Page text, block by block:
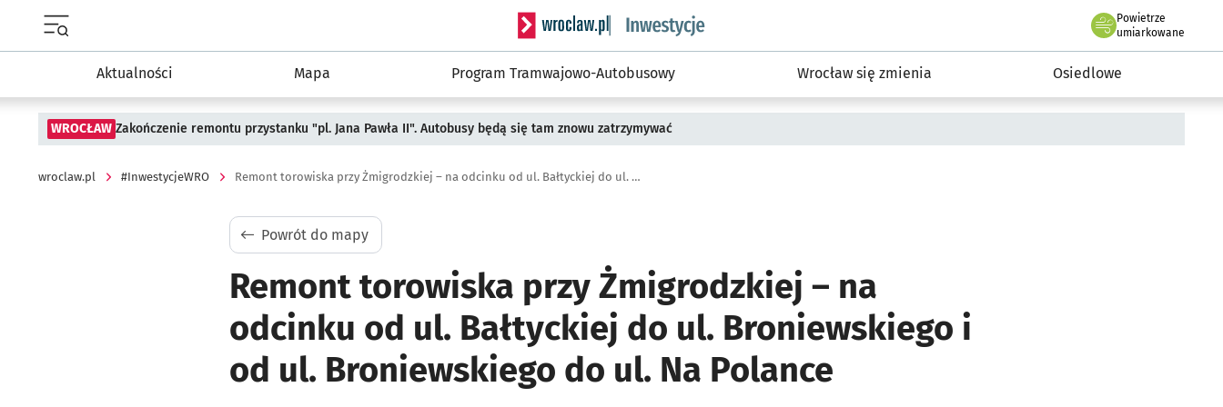
Serwis informacyjny wroclaw.pl podserwis: #InwestycjeWRO - miejskie inwestycje 2019-2032
Powietrze
we Wrocławiu
umiarkowane
Aktualności Mapa Program Tramwajowo-Autobusowy Wrocław się zmienia Osiedlowe
WROCŁAW Zakończenie remontu przystanku "pl. Jana Pawła II". Autobusy będą się tam znowu zatrzymywać
wroclaw.pl #InwestycjeWRO Remont torowiska przy Żmigrodzkiej – na odcinku od ul. Bałtyckiej do ul. Broniewskiego i od ul. Broniewskiego do ul. Na Polance
Powrót do mapy
Remont torowiska przy Żmigrodzkiej – na
odcinku od ul. Bałtyckiej do ul. Broniewskiego i
od ul. Broniewskiego do ul. Na Polance